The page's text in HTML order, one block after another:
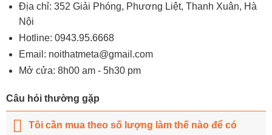
Địa chỉ: 352 Giải Phóng, Phương Liệt, Thanh Xuân, Hà
Nội
Hotline: 0943.95.6668
Email: noithatmeta@gmail.com
Mở cửa: 8h00 am - 5h30 pm
Câu hỏi thường gặp
Tôi cần mua theo số lượng làm thế nào để có